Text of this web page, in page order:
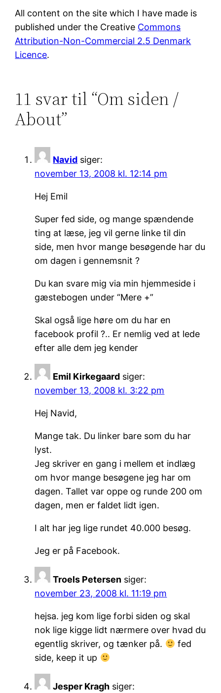
All content on the site which I have made is
published under the Creative Commons
Attribution-Non-Commercial 2.5 Denmark
Licence.
11 svar til “Om siden /
About”
Navid siger:
november 13, 2008 kl. 12:14 pm
Hej Emil
Super fed side, og mange spændende
ting at læse, jeg vil gerne linke til din
side, men hvor mange besøgende har du
om dagen i gennemsnit ?
Du kan svare mig via min hjemmeside i
gæstebogen under “Mere +”
Skal også lige høre om du har en
facebook profil ?.. Er nemlig ved at lede
efter alle dem jeg kender
Emil Kirkegaard siger:
november 13, 2008 kl. 3:22 pm
Hej Navid,
Mange tak. Du linker bare som du har
lyst.
Jeg skriver en gang i mellem et indlæg
om hvor mange besøgene jeg har om
dagen. Tallet var oppe og runde 200 om
dagen, men er faldet lidt igen.
I alt har jeg lige rundet 40.000 besøg.
Jeg er på Facebook.
Troels Petersen siger:
november 23, 2008 kl. 11:19 pm
hejsa. jeg kom lige forbi siden og skal
nok lige kigge lidt nærmere over hvad du
egentlig skriver, og tænker på.
fed
side, keep it up
Jesper Kragh siger: